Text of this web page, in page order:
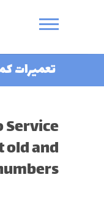
تعمیرات
Service
and